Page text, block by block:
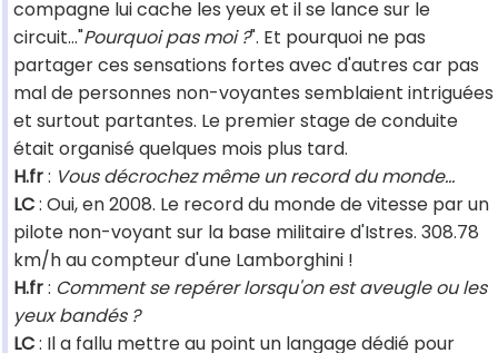
compagne lui cache les yeux et il se lance sur le
circuit..."Pourquoi pas moi ?". Et pourquoi ne pas
partager ces sensations fortes avec d'autres car pas
mal de personnes non-voyantes semblaient intriguées
et surtout partantes. Le premier stage de conduite
était organisé quelques mois plus tard.
H.fr: Vous décrochez même un record du monde...
LC: Oui, en 2008. Le record du monde de vitesse par un
pilote non-voyant sur la base militaire d'Istres. 308.78
km/h au compteur d'une Lamborghini !
H.fr: Comment se repérer lorsqu'on est aveugle ou les
yeux bandés ?
LC: Il a fallu mettre au point un langage dédié pour